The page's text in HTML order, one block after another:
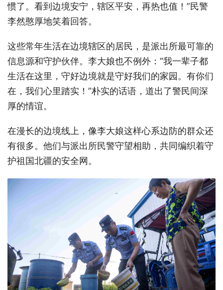
惯了。看到边境安宁，辖区平安，再热也值！”民警
李然憨厚地笑着回答。
这些常年生活在边境辖区的居民，是派出所最可靠的
信息源和守护伙伴。李大娘也不例外：“我一辈子都
生活在这里，守好边境就是守好我们的家园。有你们
在，我们心里踏实！”朴实的话语，道出了警民间深
厚的情谊。
在漫长的边境线上，像李大娘这样心系边防的群众还
有很多。他们与派出所民警守望相助，共同编织着守
护祖国北疆的安全网。